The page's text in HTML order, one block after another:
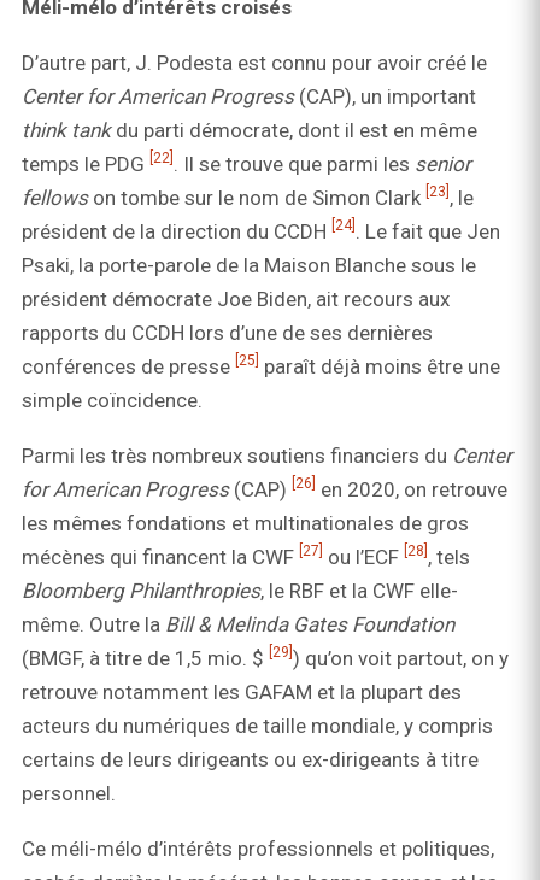
Méli-mélo d’intérêts croisés
D’autre part, J. Podesta est connu pour avoir créé le
Center for American Progress (CAP), un important
think tankdu parti démocrate, dont il est en même
temps le PDG [22] . Il se trouve que parmi les senior
fellowson tombe sur le nom de Simon Clark [23] , le
président de la direction du CCDH [24] . Le fait que Jen
Psaki, la porte-parole de la Maison Blanche sous le
président démocrate Joe Biden, ait recours aux
rapports du CCDH lors d’une de ses dernières
conférences de presse [25]
paraît déjà moins être une
simple coïncidence.
Parmi les très nombreux soutiens financiers du Center
for American Progress(CAP) [26]
en 2020, on retrouve
les mêmes fondations et multinationales de gros
mécènes qui financent la CWF [27] ou l’ECF [28] , tels
Bloomberg Philanthropies, le RBF et la CWF elle-
même. Outre la Bill & Melinda Gates Foundation
(BMGF, à titre de 1,5 mio. $ [29] ) qu’on voit partout, on y
retrouve notamment les GAFAM et la plupart des
acteurs du numériques de taille mondiale, y compris
certains de leurs dirigeants ou ex-dirigeants à titre
personnel.
Ce méli-mélo d’intérêts professionnels et politiques,